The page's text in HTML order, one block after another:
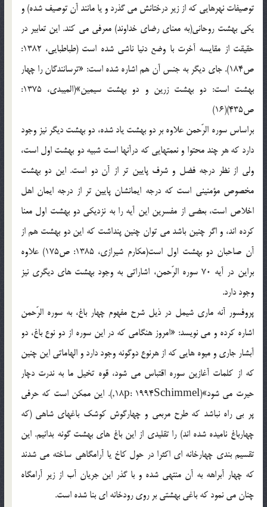
توصیفات نهرهایی که از زیر درختانش می گذرد و یا مانند آن توصیف شده) و
یکی بهشت روحانی(به معنای رضای خداوند) معرفی می کند. این تعابیر در
حقیقت از مقایسه آخرت با وضع دنیا ناشی شده است (طباطبایی، 1382:
ص184). جای دیگر به جنس آن هم اشاره شده است: «ترسانندگان را چهار
بهشت است: دو بهشت زرین و دو بهشت سیمین»(المیبدی، 1375:
ص435)(16)
براساس سوره الرّحمن علاوه بر دو بهشت یاد شده، دو بهشت دیگر نیز وجود
دارد که هر چند محتوا و نعمتهایی که درآنها است شبیه دو بهشت اول است،
ولی از نظر درجه فضل و شرف پایین تر از آن دو است. این دو بهشت
مخصوص مؤمنینی است که درجه ایمانشان پایین تر از درجه ایمان اهل
اخلاص است، بعضی از مفسرین این آیه را به نزدیکی دو بهشت اول معنا
کرده اند، و اگر چنین باشد می توان چنین پنداشت که این دو بهشت هم از
آن صاحبان دو بهشت اول است(مکارم شیرازی، 1385: ص175) علاوه
براین در آیه 70 سوره الرّحمن، اشاراتی به وجود بهشت های دیگری نیز
وجود دارد.
پروفسور آنه ماری شیمل در ذیل شرح مفهوم چهار باغ، به سوره الرّحمن
اشاره کرده و می نویسد: «امروز هنگامی که در این سوره از دو نوع باغ، دو
آبشار جاری و میوه هایی که از هرنوع دوگونه وجود دارد و الهاماتی این چنین
که از کلمات آغازین سوره اقتباس می شود، قوه تخیل ما به ندرت دچار
حیرت می شود»(18p: 1994Schimmel,). این ممکن است که حرفی
پر بی راه نباشد که طرح مربعی و چهارگوش کوشک باغهای شاهی (که
چهارباغ نامیده شده اند) را تقلیدی از این باغ های بهشت گونه بدانیم. این
تقسیم بندی چهارخانه ای اکثرا در حول کاخ یا آرامگاهی ساخته می شدند
که چهار آبراهه به آن منتهی شده و با گذر این جریان آب از زیر آرامگاه
چنان می نمود که باغی بهشتی بر روی رودخانه ای بنا شده است.